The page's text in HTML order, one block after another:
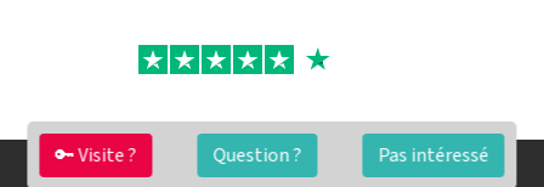
🔑 Visite ? Question ? Pas intéressé